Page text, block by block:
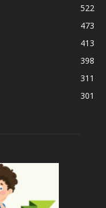
522
473
413
398
311
301